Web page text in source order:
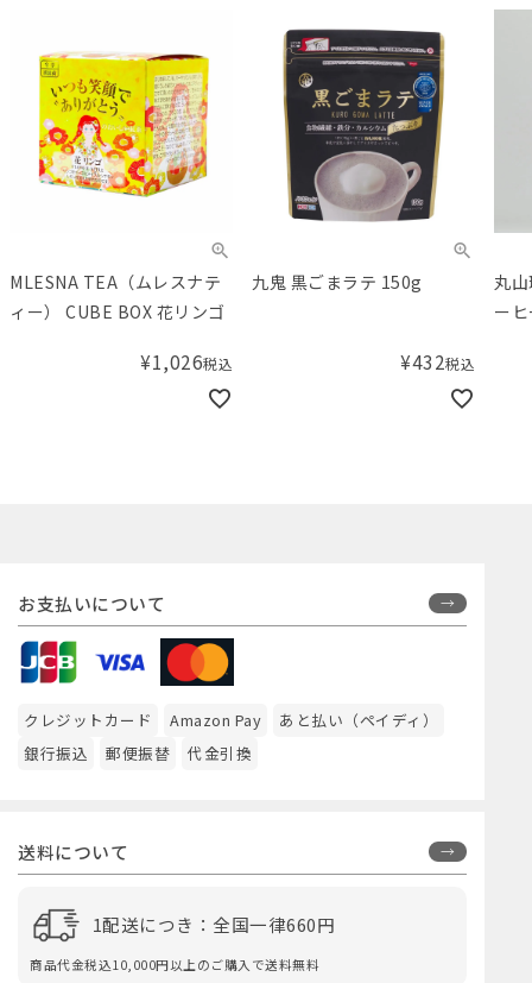
MLESNA TEA（ムレスナテ
ィー） CUBE BOX 花リンゴ
¥1,026税込
九鬼 黒ごまラテ 150g
¥432税込
丸
ー
お支払いについて
クレジットカード Amazon Pay
あと払い（ペイディ）
銀行振込
郵便振替 代金引換
送料について
1配送につき：全国一律660円
商品代金税込10,000円以上のご購入で送料無料